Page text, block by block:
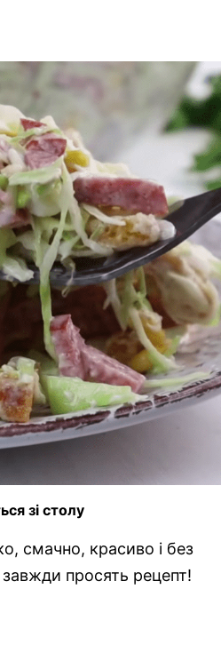
зі столу
смачно, красиво і без
завжди просять рецепт!